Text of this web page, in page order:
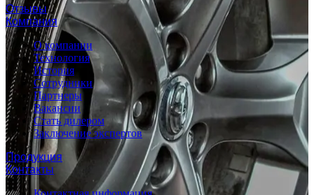
Отзывы
Компания
О компании
Технология
История
Сотрудники
Партнеры
Вакансии
Стать дилером
Заключение экспертов
Продукция
Контакты